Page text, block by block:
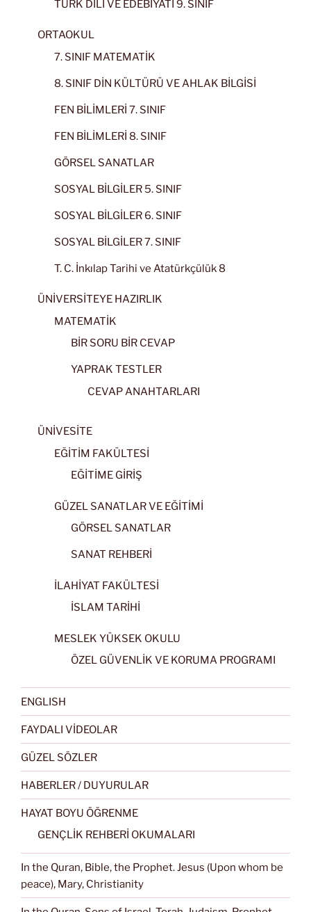
TÜRK DİLİ VE EDEBİYATI 9. SINIF
ORTAOKUL
7. SINIF MATEMATİK
8. SINIF DİN KÜLTÜRÜ VE AHLAK BİLGİSİ
FEN BİLİMLERİ 7. SINIF
FEN BİLİMLERİ 8. SINIF
GÖRSEL SANATLAR
SOSYAL BİLGİLER 5. SINIF
SOSYAL BİLGİLER 6. SINIF
SOSYAL BİLGİLER 7. SINIF
T. C. İnkılap Tarihi ve Atatürkçülük 8
ÜNİVERSİTEYE HAZIRLIK
MATEMATİK
BİR SORU BİR CEVAP
YAPRAK TESTLER
CEVAP ANAHTARLARI
ÜNİVESİTE
EĞİTİM FAKÜLTESİ
EĞİTİME GİRİŞ
GÜZEL SANATLAR VE EĞİTİMİ
GÖRSEL SANATLAR
SANAT REHBERİ
İLAHİYAT FAKÜLTESİ
İSLAM TARİHİ
MESLEK YÜKSEK OKULU
ÖZEL GÜVENLİK VE KORUMA PROGRAMI
ENGLISH
FAYDALI VİDEOLAR
GÜZEL SÖZLER
HABERLER / DUYURULAR
HAYAT BOYU ÖĞRENME
GENÇLİK REHBERİ OKUMALARI
In the Quran, Bible, the Prophet. Jesus (Upon whom be
peace), Mary, Christianity